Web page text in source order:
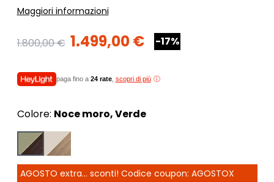
Maggiori informazioni
1.800,00 € 1.499,00 € -17%
paga fino a 24 rate, scopri di più
Colore: Noce moro, Verde
AGOSTO extra... sconti! Codice coupon: AGOSTOX